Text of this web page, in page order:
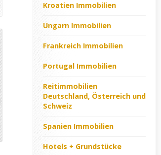
Kroatien Immobilien
Ungarn Immobilien
Frankreich Immobilien
Portugal Immobilien
Reitimmobilien
Deutschland, Österreich und
Schweiz
Spanien Immobilien
Hotels + Grundstücke